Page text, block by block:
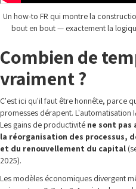
Un how-to FR qui montre la
bout en bout — exactement la
Combien de
vraiment ?
C'est ici qu'il faut être honnête, parce
promesses dérapent. L'automatisation
Les gains de productivité ne sont
la réorganisation des processus,
et du renouvellement du capital
2025).
Les modèles économiques divergent